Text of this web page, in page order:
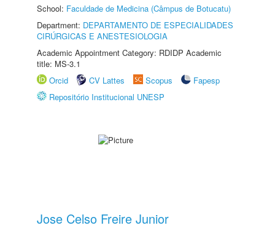
School: Faculdade de Medicina (Câmpus de Botucatu)
Department: DEPARTAMENTO DE ESPECIALIDADES
CIRÚRGICAS E ANESTESIOLOGIA
Academic Appointment Category: RDIDP Academic
title: MS-3.1
Orcid
CV Lattes Scopus
Fapesp
Repositório Institucional UNESP
Jose Celso Freire Junior